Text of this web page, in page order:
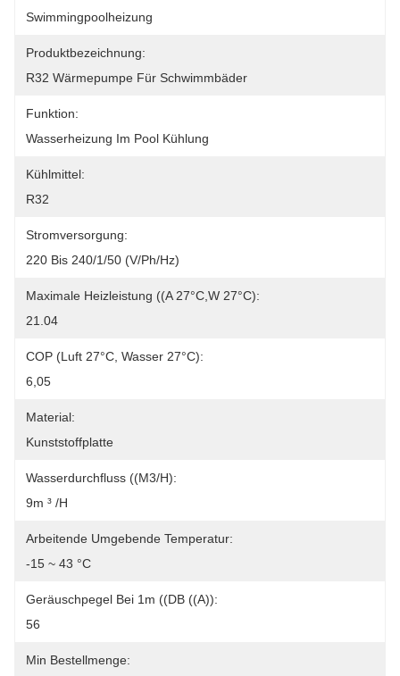
Swimmingpoolheizung
Produktbezeichnung:
R32 Wärmepumpe Für Schwimmbäder
Funktion:
Wasserheizung Im Pool Kühlung
Kühlmittel:
R32
Stromversorgung:
220 Bis 240/1/50 (V/Ph/Hz)
Maximale Heizleistung ((A 27°C,W 27°C):
21.04
COP (Luft 27°C, Wasser 27°C):
6,05
Material:
Kunststoffplatte
Wasserdurchfluss ((m3/h):
9m ³ /h
Arbeitende Umgebende Temperatur:
-15 ~ 43 °C
Geräuschpegel Bei 1m ((dB ((A)):
56
Min Bestellmenge: